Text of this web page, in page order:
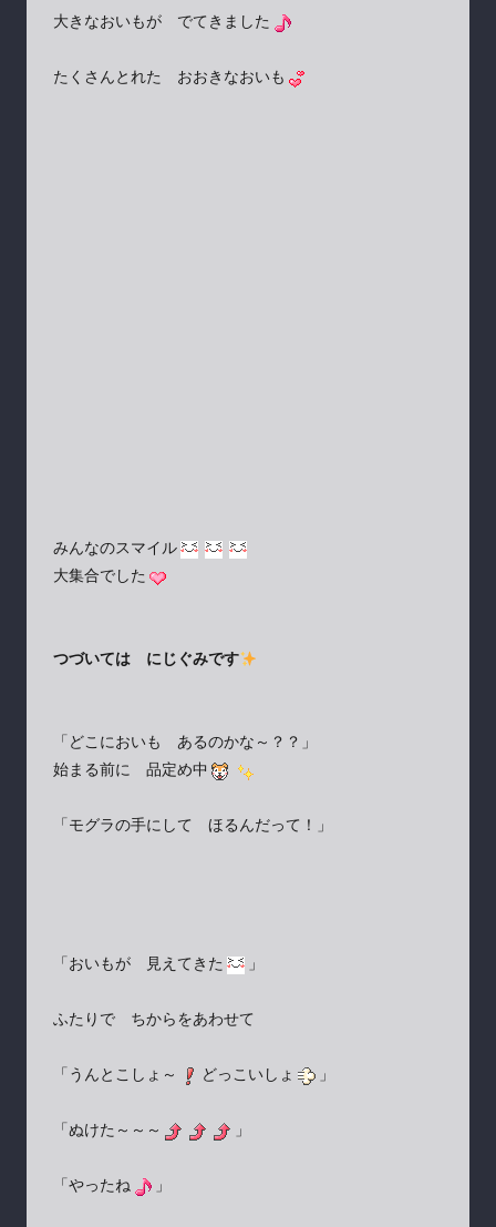
大きなおいもが でてきました
たくさんとれた おおきなおいも
みんなのスマイル
大集合でした
つづいては にじぐみです
「どこにおいも あるのかな～？？」
始まる前に 品定め中
「モグラの手にして ほるんだって！」
「おいもが 見えてきた 」
ふたりで ちからをあわせて
「うんとこしょ～ どっこいしょ 」
「ぬけた～～～ 」
「やったね 」